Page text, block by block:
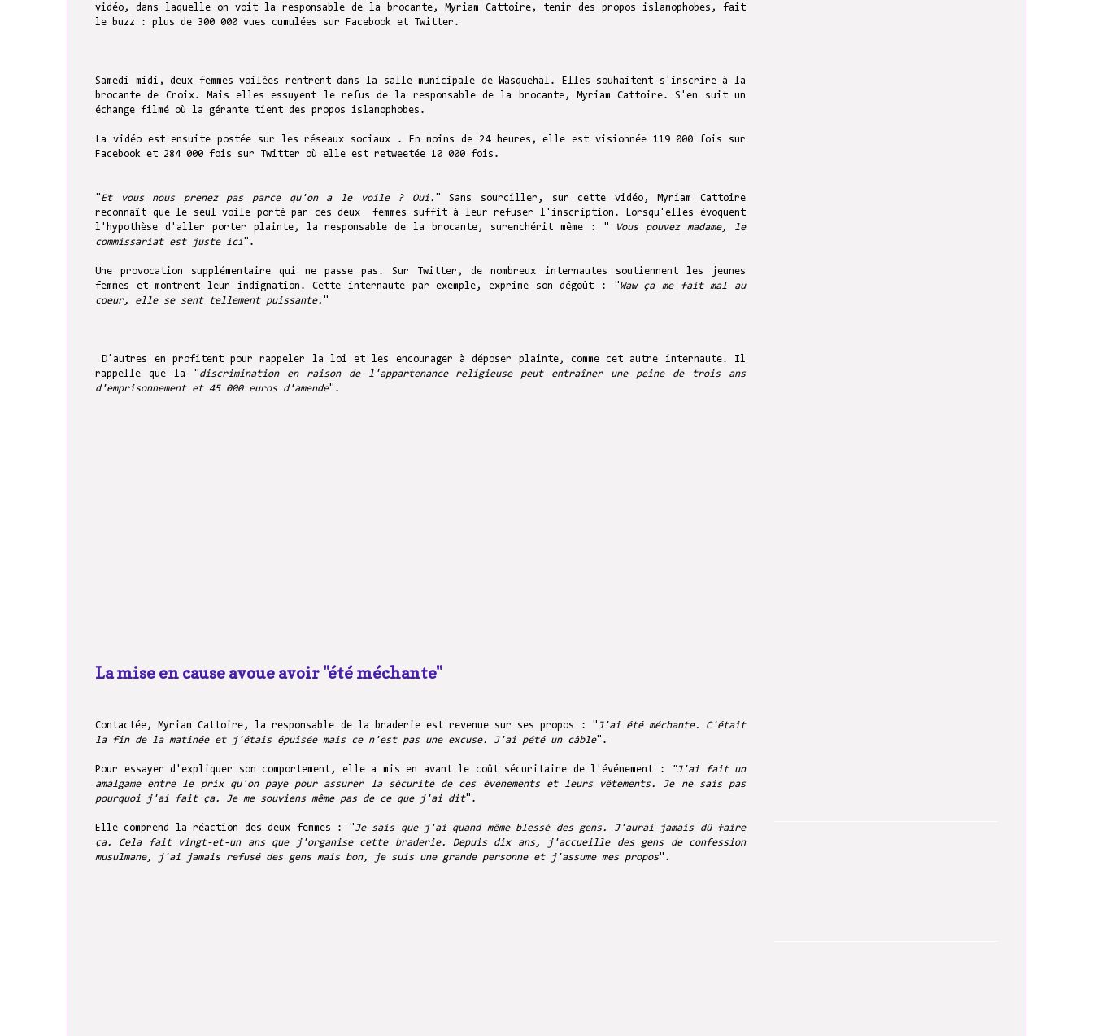
vidéo, dans laquelle on voit la responsable de la brocante, Myriam Cattoire, tenir des propos islamophobes, fait
le buzz : plus de 300 000 vues cumulées sur Facebook et Twitter.
Samedi midi, deux femmes voilées rentrent dans la salle municipale de Wasquehal. Elles souhaitent s'inscrire à la
brocante de Croix. Mais elles essuyent le refus de la responsable de la brocante, Myriam Cattoire. S'en suit un
échange filmé où la gérante tient des propos islamophobes.
La vidéo est ensuite postée sur les réseaux sociaux . En moins de 24 heures, elle est visionnée 119 000 fois sur
Facebook et 284 000 fois sur Twitter où elle est retweetée 10 000 fois.
"Et vous nous prenez pas parce qu'on a le voile ? Oui. " Sans sourciller, sur cette vidéo, Myriam Cattoire
reconnaît que le seul voile porté par ces deux femmes suffit à leur refuser l'inscription. Lorsqu'elles évoquent
l'hypothèse d'aller porter plainte, la responsable de la brocante, surenchérit même : " Vous pouvez madame, le
commissariat est juste ici".
Une provocation supplémentaire qui ne passe pas. Sur Twitter, de nombreux internautes soutiennent les jeunes
femmes et montrent leur indignation. Cette internaute par exemple, exprime son dégoût : "Waw ça me fait mal au
coeur, elle se sent tellement puissante. "
D'autres en profitent pour rappeler la loi et les encourager à déposer plainte, comme cet autre internaute. Il
rappelle que la "discrimination en raison de l'appartenance religieuse peut entraîner une peine de trois ans
d'emprisonnement et 45 000 euros d'amende".
La mise en cause avoue avoir "été méchante"
Contactée, Myriam Cattoire, la responsable de la braderie est revenue sur ses propos : "J'ai été méchante. C'était
la fin de la matinée et j'étais épuisée mais ce n'est pas une excuse. J'ai pété un câble".
Pour essayer d'expliquer son comportement, elle a mis en avant le coût sécuritaire de l'événement :
"J'ai fait un
amalgame entre le prix qu'on paye pour assurer la sécurité de ces événements et leurs vêtements. Je ne sais pas
pourquoi j'ai fait ça. Je me souviens même pas de ce que j'ai dit".
Elle comprend la réaction des deux femmes : "Je sais que j'ai quand même blessé des gens. J'aurai jamais dû faire
ça. Cela fait vingt-et-un ans que j'organise cette braderie. Depuis dix ans, j'accueille des gens de confession
musulmane, j'ai jamais refusé des gens mais bon, je suis une grande personne et j'assume mes propos".